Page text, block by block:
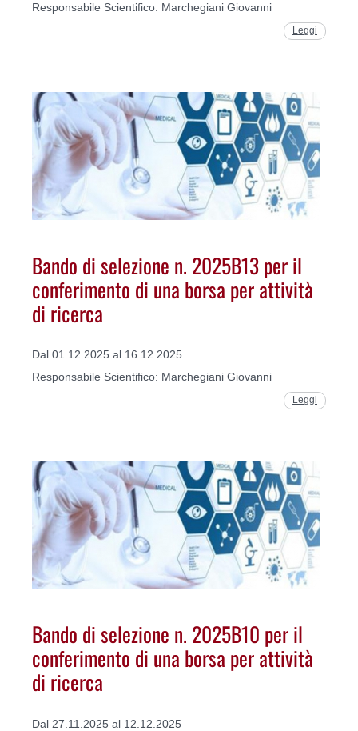
Responsabile Scientifico: Marchegiani Giovanni
Leggi
Bando di selezione n. 2025B13 per il
conferimento di una borsa per attività
di ricerca
Dal 01.12.2025 al 16.12.2025
Responsabile Scientifico: Marchegiani Giovanni
Leggi
Bando di selezione n. 2025B10 per il
conferimento di una borsa per attività
di ricerca
Dal 27.11.2025 al 12.12.2025